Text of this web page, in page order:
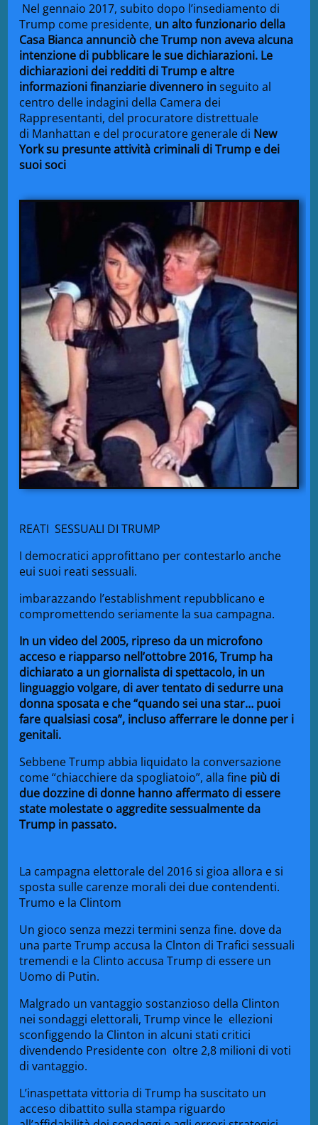
Nel gennaio 2017, subito dopo l’insediamento di
Trump come presidente, un alto funzionario della
Casa Biancaannunciò che Trump non aveva alcuna
intenzione di pubblicare le sue dichiarazioni. Le
dichiarazioni dei redditi di Trump e altre
informazioni finanziarie divennero inseguito al
centro delle indagini della Camera dei
Rappresentanti, del procuratore distrettuale
di Manhattan e del procuratore generale di New
Yorksu presunteattività criminali di Trump e dei
suoi soci
REATI SESSUALI DI TRUMP
I democratici approfittano per contestarlo anche
eui suoi reati sessuali.
imbarazzando l’establishment repubblicano e
compromettendo seriamente la sua campagna.
In un video del 2005, ripreso da un microfono
acceso e riapparso nell’ottobre 2016, Trump ha
dichiarato a un giornalista di spettacolo, in un
linguaggio volgare, di aver tentato di sedurre una
donna sposata e che “quando sei una star… puoi
fare qualsiasi cosa”, incluso afferrare le donne per i
genitali.
Sebbene Trump abbia liquidato la conversazione
come “chiacchiere da spogliatoio”, alla fine più di
due dozzine di donne hanno affermato di essere
state molestate o aggredite sessualmente da
Trump in passato.
La campagna elettorale del 2016 si gioa allora e si
sposta sulle carenze morali dei due contendenti.
Trumo e la Clintom
Un gioco senza mezzi termini senza fine. dove da
una parte Trump accusa la Clnton di Trafici sessuali
tremendi e la Clinto accusa Trump di essere un
Uomo di Putin.
Malgrado un vantaggio sostanzioso della Clinton
nei sondaggi elettorali, Trump vince le ellezioni
sconfiggendo la Clinton in alcuni stati critici
divendendo Presidente con oltre 2,8 milioni di voti
di vantaggio.
L’inaspettata vittoria di Trump ha suscitato un
acceso dibattito sulla stampa riguardo